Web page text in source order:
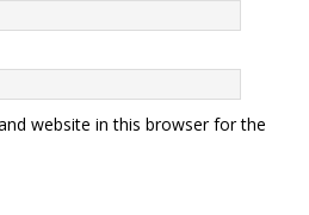
website in this browser for the